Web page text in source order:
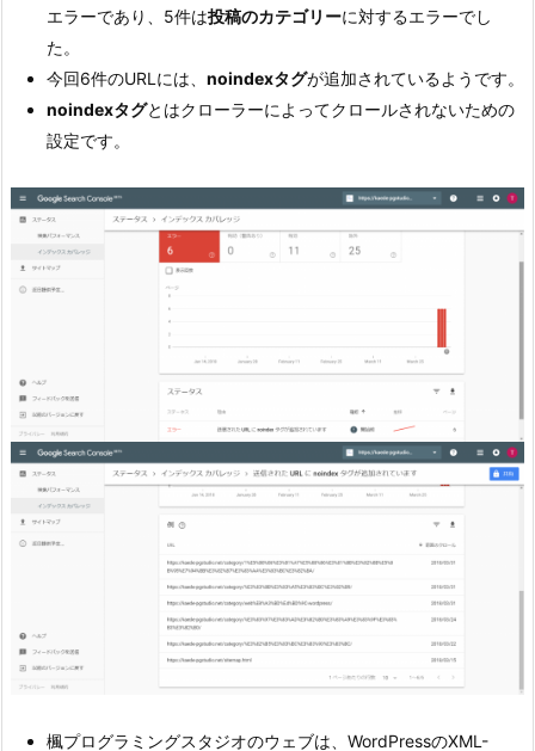
エラーであり、5件は投稿のカテゴリーに対するエラーでし
た。
今回6件のURLには、 noindexタグが追加されているようです。
noindexタグとはクローラーによってクロールされないための
設定です。
楓プログラミングスタジオのウェブは、WordPressのXML-